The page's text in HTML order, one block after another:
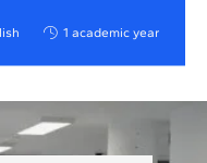
1 academic year